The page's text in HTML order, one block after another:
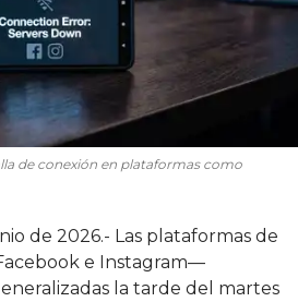
de conexión en plataformas como
de 2026.- Las plataformas de
e Instagram—
la tarde del martes